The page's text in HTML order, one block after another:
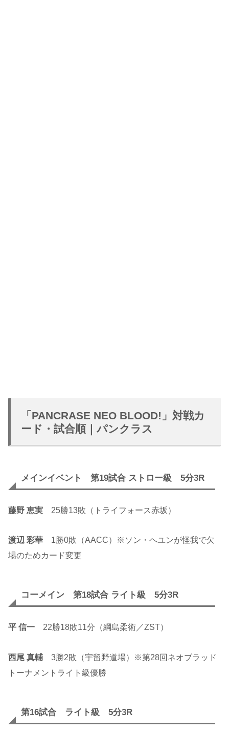
「PANCRASE NEO BLOOD!」対戦カ
ード・試合順｜パンクラス
メインイベント 第19試合 ストロー級 5分3R
藤野 恵実 25勝13敗（トライフォース赤坂）
渡辺 彩華 1勝0敗（AACC）※ソン・ヘユンが怪我で欠
場のためカード変更
コーメイン 第18試合 ライト級 5分3R
平 信一 22勝18敗11分（綱島柔術／ZST）
西尾 真輔 3勝2敗（宇留野道場）※第28回ネオブラッド
トーナメントライト級優勝
第16試合 ライト級 5分3R